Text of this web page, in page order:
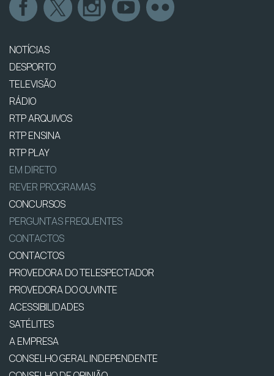
NOTÍCIAS
DESPORTO
TELEVISÃO
RÁDIO
RTP ARQUIVOS
RTP ENSINA
RTP PLAY
EM DIRETO
REVER PROGRAMAS
CONCURSOS
PERGUNTAS FREQUENTES
CONTACTOS
CONTACTOS
PROVEDORA DO TELESPECTADOR
PROVEDORA DO OUVINTE
ACESSIBILIDADES
SATÉLITES
A EMPRESA
CONSELHO GERAL INDEPENDENTE